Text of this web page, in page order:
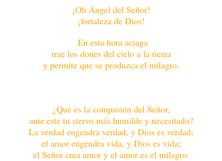
¡Oh Ángel del Señor!
¡fortaleza de Dios!
En esta hora aciaga
trae los dones del cielo a la tierra
y permite que se produzca el milagro.
¿Qué es la compasión del Señor,
ante este tu siervo más humilde y necesitado?
La verdad engendra verdad, y Dios es verdad;
el amor engendra vida, y Dios es vida;
el Señor crea amor y el amor es el milagro.